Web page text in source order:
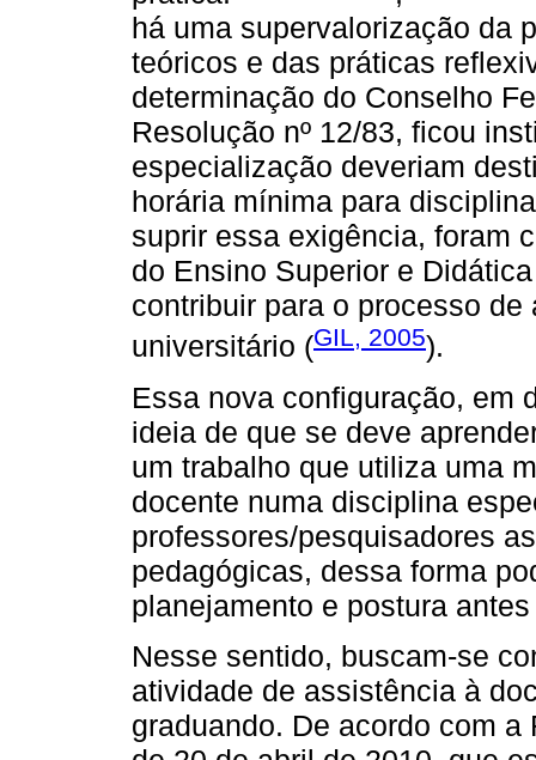
há uma supervalorização da
teóricos e das práticas
determinação do Conselho
Resolução nº 12/83, ficou
especialização deveriam
horária mínima para
suprir essa exigência, foram
do Ensino Superior e
contribuir para o processo
universitário (GIL, 2005).
Essa nova configuração, em
ideia de que se deve
um trabalho que utiliza uma
docente numa disciplina
professores/pesquisadores
pedagógicas, dessa forma
planejamento e postura
Nesse sentido, buscam-se
atividade de assistência à
graduando. De acordo com a